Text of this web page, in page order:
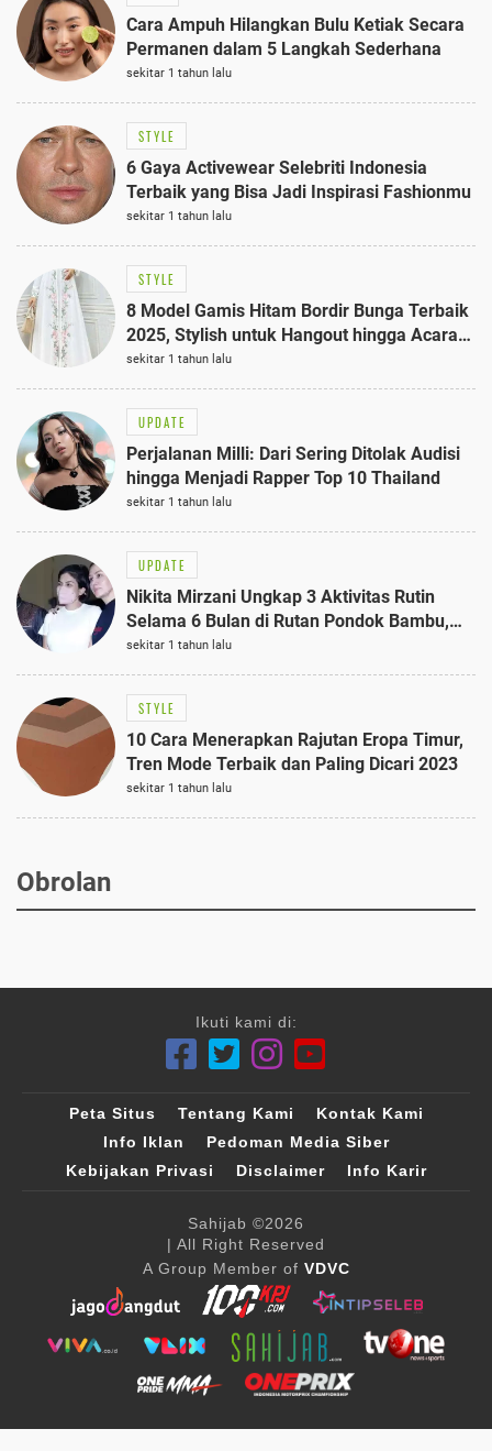
Cara Ampuh Hilangkan Bulu Ketiak Secara
Permanen dalam 5 Langkah Sederhana
sekitar 1 tahun lalu
STYLE
6 Gaya Activewear Selebriti Indonesia
Terbaik yang Bisa Jadi Inspirasi Fashionmu
sekitar 1 tahun lalu
STYLE
8 Model Gamis Hitam Bordir Bunga Terbaik
2025, Stylish untuk Hangout hingga Acara
Semi-Formal
sekitar 1 tahun lalu
UPDATE
Perjalanan Milli: Dari Sering Ditolak Audisi
hingga Menjadi Rapper Top 10 Thailand
sekitar 1 tahun lalu
UPDATE
Nikita Mirzani Ungkap 3 Aktivitas Rutin
Selama 6 Bulan di Rutan Pondok Bambu,
Terungkap!
sekitar 1 tahun lalu
STYLE
10 Cara Menerapkan Rajutan Eropa Timur,
Tren Mode Terbaik dan Paling Dicari 2023
sekitar 1 tahun lalu
Obrolan
Ikuti kami di:
Peta Situs Tentang Kami
Kontak Kami
Info Iklan
Pedoman Media Siber
Kebijakan Privasi
Disclaimer Info Karir
Sahijab ©2026
| All Right Reserved
A Group Member of VDVC